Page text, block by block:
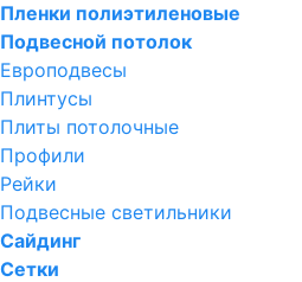
Пленки полиэтиленовые
Подвесной потолок
Европодвесы
Плинтусы
Плиты потолочные
Профили
Рейки
Подвесные светильники
Сайдинг
Сетки